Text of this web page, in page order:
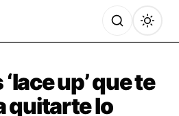
up’ que te
quitarte lo